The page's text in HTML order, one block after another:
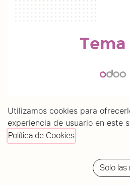
Utilizamos cookies para
experiencia de usuario en este
Política de Cookies
Solo las